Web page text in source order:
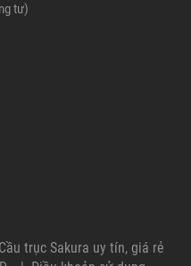
tư)
trục Sakura uy tín, giá rẻ